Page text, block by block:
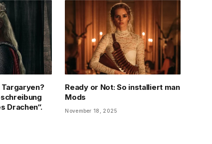
Drachen“.
Ready or Not: So installiert man
Mods
November 18, 2025